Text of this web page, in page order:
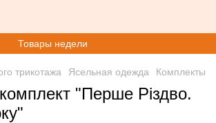
Товары недели
трикотажа Ясельная одежда Комплекты
"Перше Різдво.